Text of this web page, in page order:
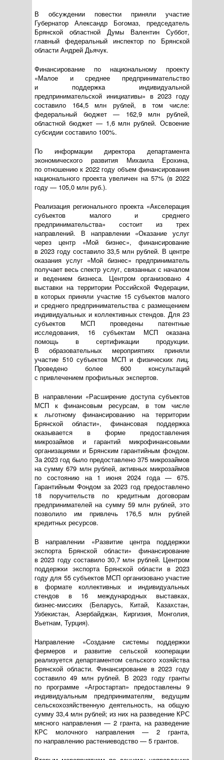
В обсуждении повестки приняли участие
Губернатор Александр Богомаз, председатель
Брянской областной Думы Валентин Суббот,
главный федеральный инспектор по Брянской
области Андрей Дьячук.
Финансирование по национальному проекту
«Малое и среднее предпринимательство
и поддержка индивидуальной
предпринимательской инициативы» в 2023 году
составило 164,5 млн рублей, в том числе:
федеральный бюджет — 162,9 млн рублей,
областной бюджет — 1,6 млн рублей. Освоение
субсидии составило 100%.
По информации директора департамента
экономического развития Михаила Ерохина,
по отношению к 2022 году объем финансирования
национального проекта увеличен на 57% (в 2022
году — 105,0 млн руб.).
Реализация регионального проекта «Акселерация
субъектов малого и среднего
предпринимательства» состоит из трех
направлений. В направлении «Оказание услуг
через центр «Мой бизнес», финансирование
в 2023 году составило 33,5 млн рублей. В центре
оказания услуг «Мой бизнес» предприниматель
получает весь спектр услуг, связанных с началом
и ведением бизнеса. Центром организовано 4
выставки на территории Российской Федерации,
в которых приняли участие 15 субъектов малого
и среднего предпринимательства с размещением
индивидуальных и коллективных стендов. Для 23
субъектов МСП проведены патентные
исследования, 16 субъектам МСП оказана
помощь в сертификации продукции.
В образовательных мероприятиях приняли
участие 510 субъектов МСП и физических лиц.
Проведено более 600 консультаций
с привлечением профильных экспертов.
В направлении «Расширение доступа субъектов
МСП к финансовым ресурсам, в том числе
к льготному финансированию на территории
Брянской области», финансовая поддержка
оказывается в форме предоставления
микрозаймов и гарантий микрофинансовыми
организациями и Брянским гарантийным фондом.
За 2023 год было предоставлено 375 микрозаймов
на сумму 679 млн рублей, активных микрозаймов
по состоянию на 1 июня 2024 года — 675.
Гарантийным Фондом за 2023 год предоставлено
18 поручительств по кредитным договорам
предпринимателей на сумму 59 млн рублей, это
позволило им привлечь 176,5 млн рублей
кредитных ресурсов.
В направлении «Развитие центра поддержки
экспорта Брянской области» финансирование
в 2023 году составило 30,7 млн рублей. Центром
поддержки экспорта Брянской области в 2023
году для 55 субъектов МСП организовано участие
в формате коллективных и индивидуальных
стендов в 16 международных выставках,
бизнес-миссиях (Беларусь, Китай, Казахстан,
Узбекистан, Азербайджан, Киргизия, Монголия,
Вьетнам, Турция).
Направление «Создание системы поддержки
фермеров и развитие сельской кооперации
реализуется департаментом сельского хозяйства
Брянской области. Финансирование в 2023 году
составило 49 млн рублей. В 2023 году гранты
по программе «Агростартап» предоставлены 9
индивидуальным предпринимателям¸ ведущим
сельскохозяйственную деятельность, на общую
сумму 33,4 млн рублей; из них на разведение КРС
мясного направления — 2 гранта, на разведение
КРС молочного направления — 2 гранта,
по направлению растениеводство — 5 грантов.